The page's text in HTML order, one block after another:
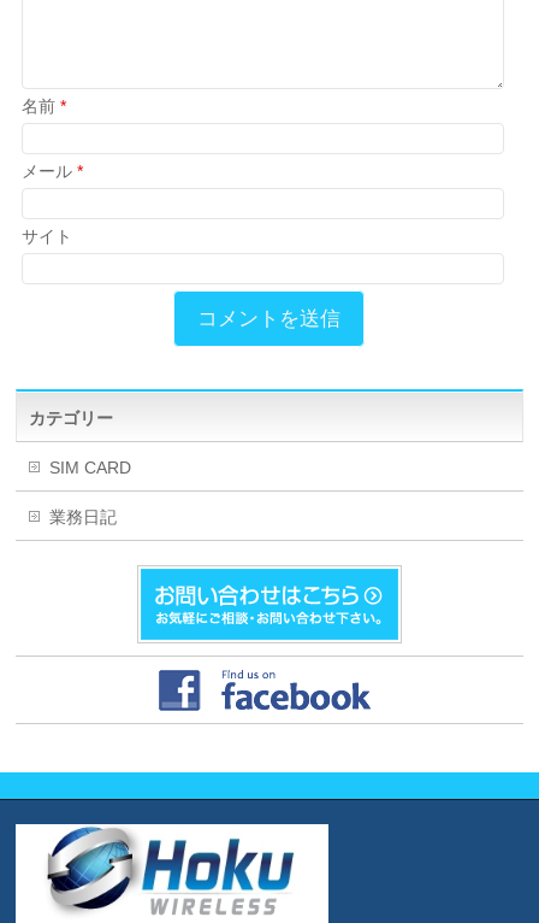
名前*
メール*
サイト
カテゴリー
SIM CARD
業務日記